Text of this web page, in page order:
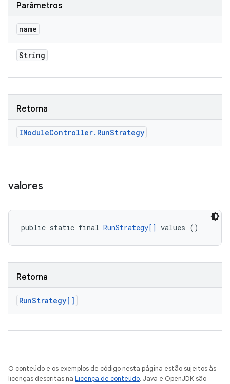
Parâmetros
name
String
Retorna
IModuleController. RunStrategy
valores
public static final RunStrategy[] values ()
Retorna
RunStrategy[]
O conteúdo e os exemplos de código nesta página estão sujeitos às
licenças descritas na Licença de conteúdo. Java e OpenJDK são